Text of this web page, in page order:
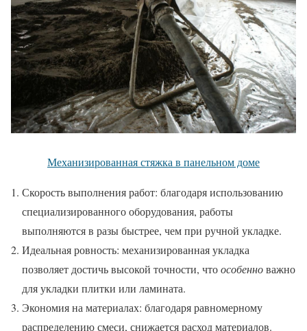
Механизированная стяжка в панельном доме
Скорость выполнения работ: благодаря использованию
специализированного оборудования, работы
выполняются в разы быстрее, чем при ручной укладке.
Идеальная ровность: механизированная укладка
позволяет достичь высокой точности, чтоособенноважно
для укладки плитки или ламината.
Экономия на материалах: благодаря равномерному
распределению смеси, снижается расход материалов.